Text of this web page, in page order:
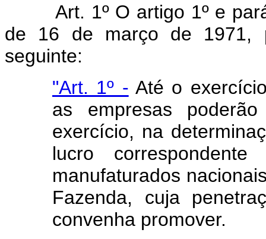
Art. 1º O artigo 1º e
de 16 de março de 1971,
seguinte:
"Art. 1º - Até o
as empresas
exercício, na
lucro
manufaturados
Fazenda, cuja
convenha promover.